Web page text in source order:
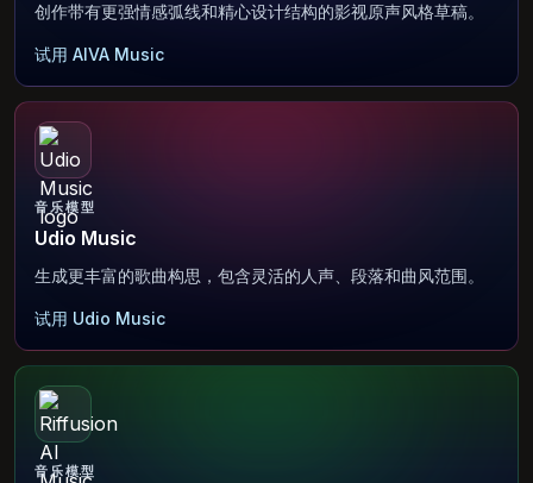
创作带有更强情感弧线和精心设计结构的影视原声风格草稿。
试用 AIVA Music
音乐模型
Udio Music
生成更丰富的歌曲构思，包含灵活的人声、段落和曲风范围。
试用 Udio Music
音乐模型